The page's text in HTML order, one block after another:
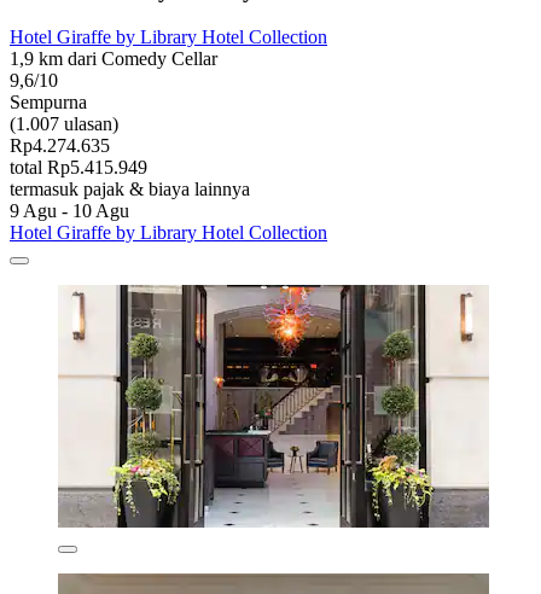
Hotel Giraffe by Library Hotel Collection
1,9 km dari Comedy Cellar
9,6/10
Sempurna
(1.007 ulasan)
Rp4.274.635
total Rp5.415.949
termasuk pajak & biaya lainnya
9 Agu - 10 Agu
Hotel Giraffe by Library Hotel Collection